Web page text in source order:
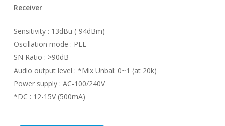
Receiver
Sensitivity : 13dBu (-94dBm)
Oscillation mode : PLL
SN Ratio : >90dB
Audio output level : *Mix Unbal: 0~1 (at 20k)
Power supply : AC-100/240V
*DC : 12-15V (500mA)